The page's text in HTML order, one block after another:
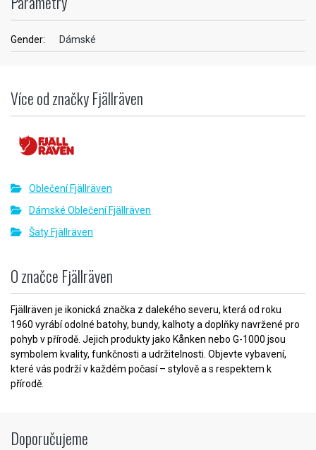
Gender: Dámské
Více od značky Fjällräven
Oblečení Fjällräven
Dámské Oblečení Fjällräven
Šaty Fjällräven
O značce Fjällräven
Fjällräven je ikonická značka z dalekého severu, která od roku
1960 vyrábí odolné batohy, bundy, kalhoty a doplňky navržené pro
pohyb v přírodě. Jejich produkty jako Kånken nebo G-1000 jsou
symbolem kvality, funkčnosti a udržitelnosti. Objevte vybavení,
které vás podrží v každém počasí – stylově a s respektem k
přírodě.
Doporučujeme